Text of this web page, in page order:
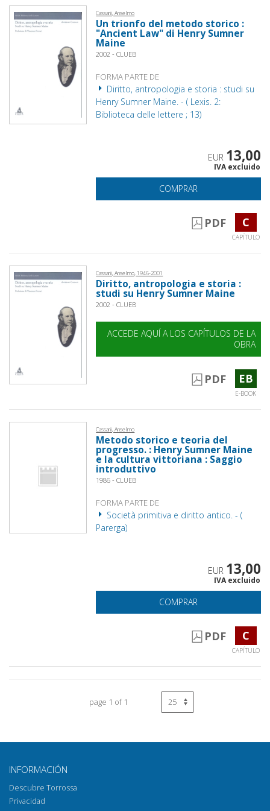
Cassani, Anselmo
Un trionfo del metodo storico :
"Ancient Law" di Henry Sumner
Maine
2002 - CLUEB
FORMA PARTE DE
Diritto, antropologia e storia : studi su
Henry Sumner Maine. - ( Lexis. 2:
Biblioteca delle lettere ; 13)
EUR 13,00
IVA excluido
COMPRAR
PDF C
CAPÍTULO
Cassani, Anselmo, 1946-2001
Diritto, antropologia e storia :
studi su Henry Sumner Maine
2002 - CLUEB
ACCEDE AQUÍ A LOS CAPÍTULOS DE LA
OBRA
PDF EB
E-BOOK
Cassani, Anselmo
Metodo storico e teoria del
progresso. : Henry Sumner Maine
e la cultura vittoriana : Saggio
introduttivo
1986 - CLUEB
FORMA PARTE DE
Società primitiva e diritto antico. - (
Parerga)
EUR 13,00
IVA excluido
COMPRAR
PDF C
CAPÍTULO
page 1 of 1
INFORMACIÓN
Descubre Torrossa
Privacidad